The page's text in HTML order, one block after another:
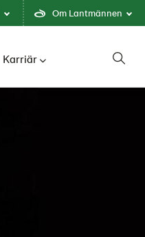
Om Lantmännen
Karriär